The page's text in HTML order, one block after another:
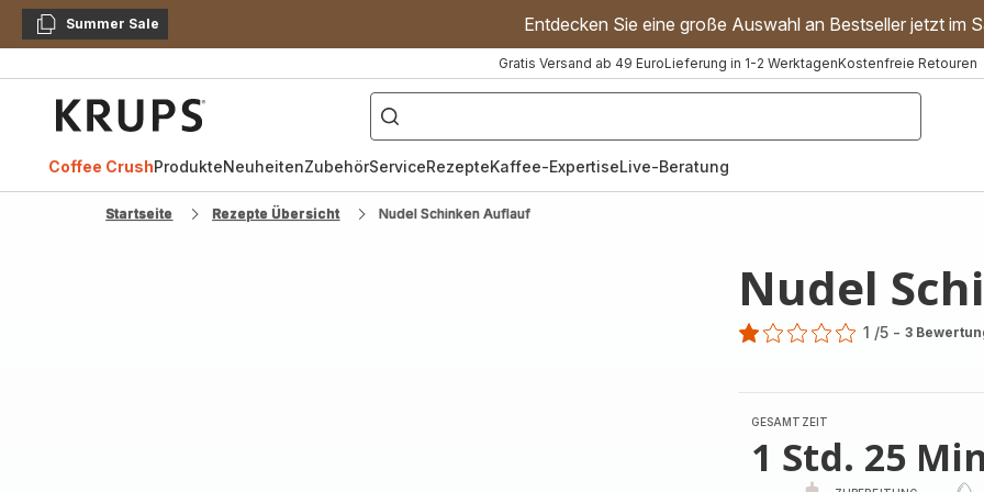
KopierenSummer Sale Entdecken Sie eine große Auswahl an Bestseller jetzt im
Gratis Versand ab 49 EuroLieferung in 1-2 WerktagenKostenfreie Retouren
["Kaffeevollautomat","Handmixer","Waffeleisen"]
Coffee CrushProdukteNeuheitenZubehörServiceRezepteKaffee-ExpertiseLive-Beratung
Startseite Rezepte Übersicht Nudel Schinken Auflauf
Nudel
1
Stern
(Durchschnitt)
1 /5 - 3
GESAMTZEIT
1 Std. 25